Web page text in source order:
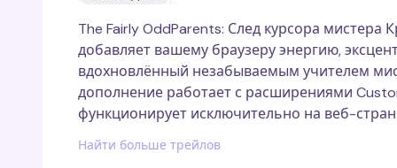
Мистер Крокер— это учитель Тимми
отличительная черта — крик "ФЕЕЕЕИ!"
Он является одним из самых забавных и
гротескным движениям, уникальному
Известный своей согнутой осанкой,
The Fairly OddParents: След курсора
добавляет вашему браузеру энергию,
вдохновлённый незабываемым учителем
дополнение работает с расширениями
функционирует исключительно на веб-
Найти больше трейлов